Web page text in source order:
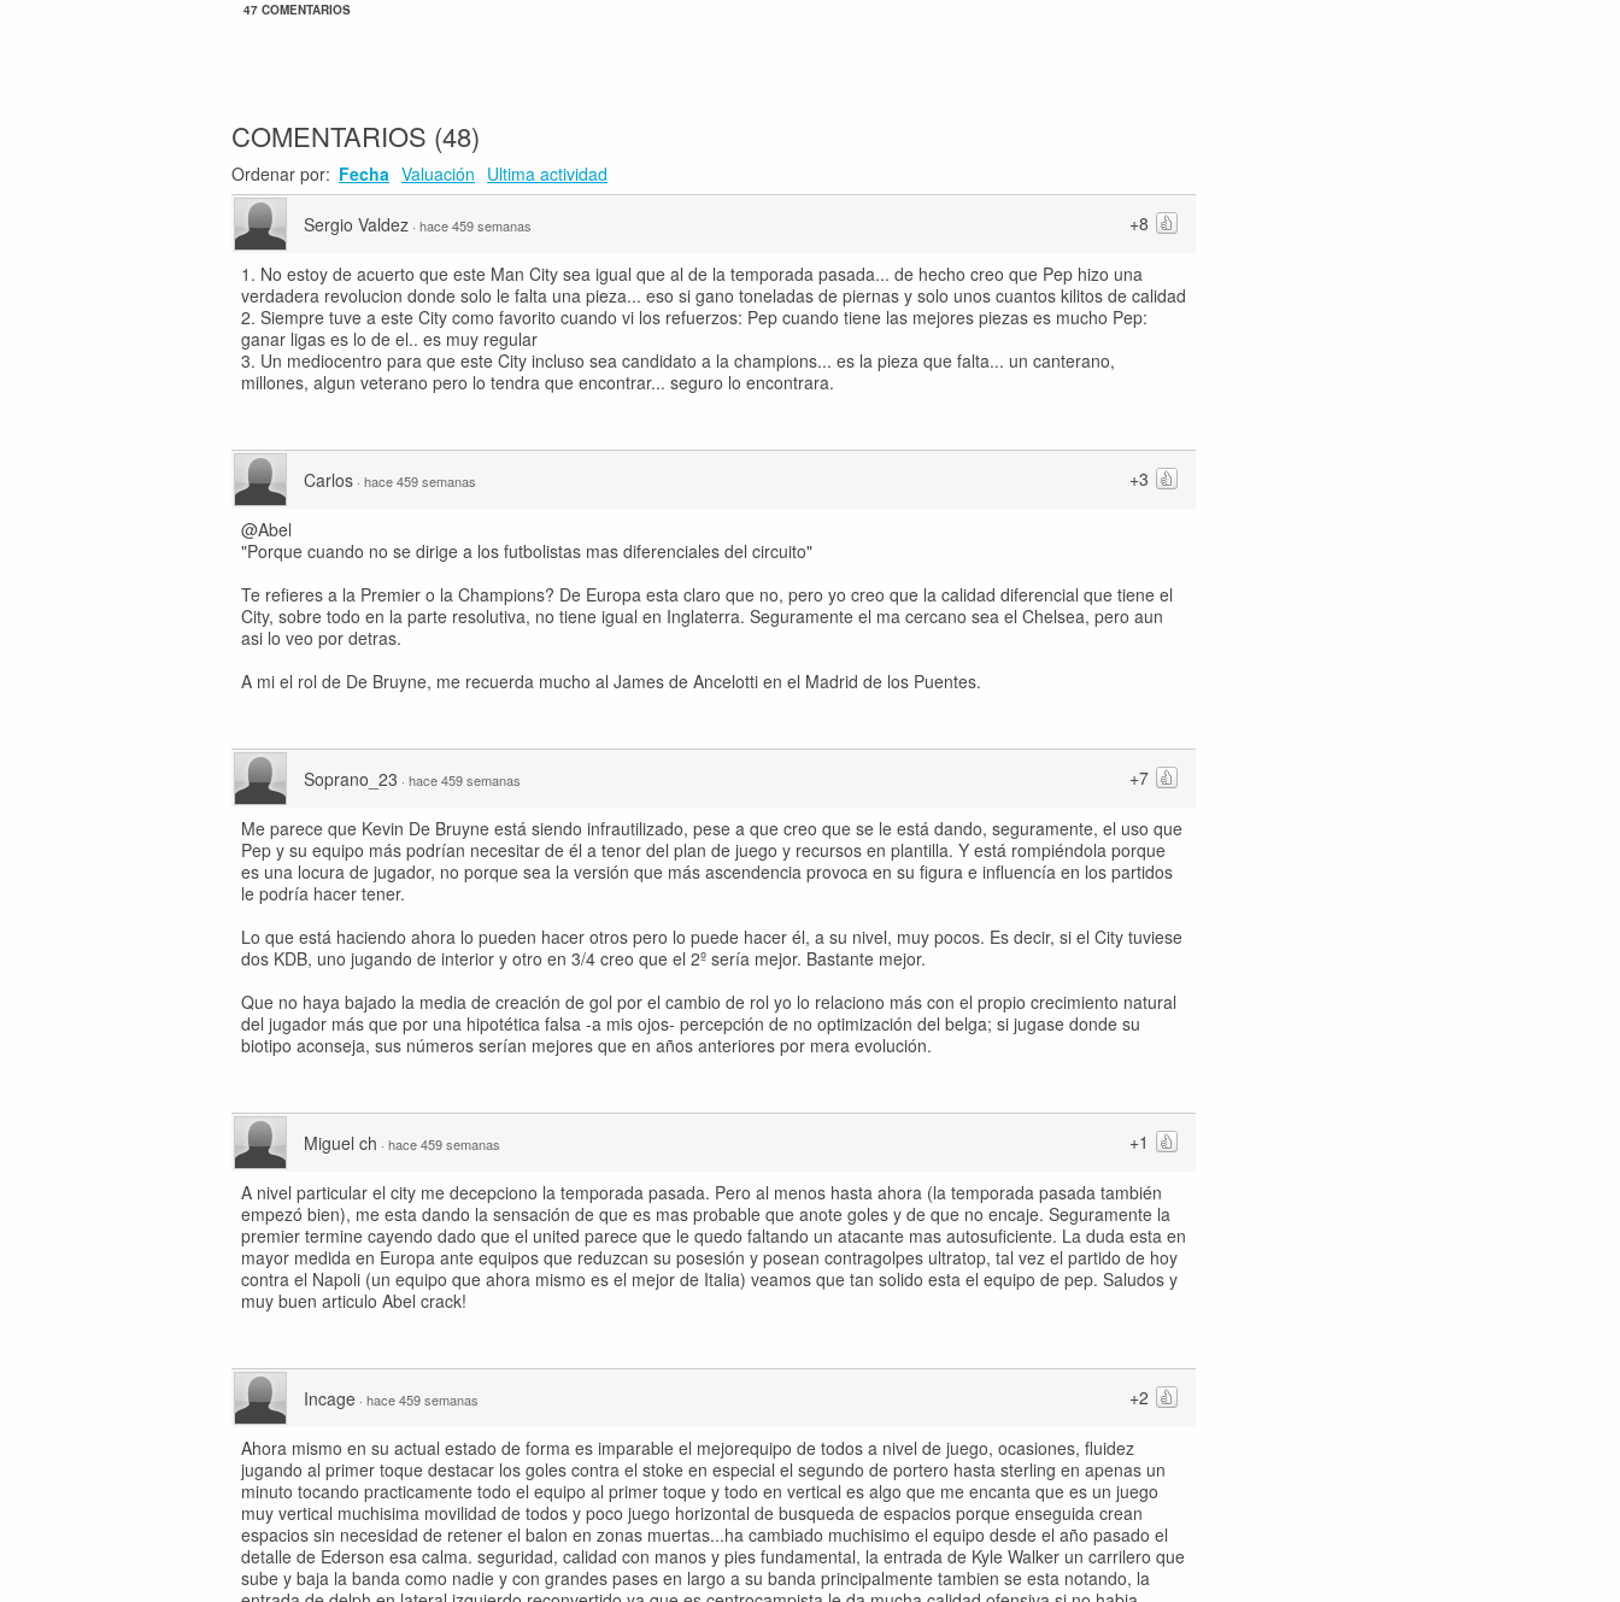
47 COMENTARIOS
COMENTARIOS (48)
Ordenar por: Fecha Valuación Ultima actividad
+8
Sergio Valdez · hace 459 semanas
1. No estoy de acuerto que este Man City sea igual que al de la temporada pasada... de hecho creo que Pep hizo una
verdadera revolucion donde solo le falta una pieza... eso si gano toneladas de piernas y solo unos cuantos kilitos de calidad
2. Siempre tuve a este City como favorito cuando vi los refuerzos: Pep cuando tiene las mejores piezas es mucho Pep:
ganar ligas es lo de el.. es muy regular
3. Un mediocentro para que este City incluso sea candidato a la champions... es la pieza que falta... un canterano,
millones, algun veterano pero lo tendra que encontrar... seguro lo encontrara.
+3
Carlos · hace 459 semanas
@Abel
"Porque cuando no se dirige a los futbolistas mas diferenciales del circuito"
Te refieres a la Premier o la Champions? De Europa esta claro que no, pero yo creo que la calidad diferencial que tiene el
City, sobre todo en la parte resolutiva, no tiene igual en Inglaterra. Seguramente el ma cercano sea el Chelsea, pero aun
asi lo veo por detras.
A mi el rol de De Bruyne, me recuerda mucho al James de Ancelotti en el Madrid de los Puentes.
+7
Soprano_23 · hace 459 semanas
Me parece que Kevin De Bruyne está siendo infrautilizado, pese a que creo que se le está dando, seguramente, el uso que
Pep y su equipo más podrían necesitar de él a tenor del plan de juego y recursos en plantilla. Y está rompiéndola porque
es una locura de jugador, no porque sea la versión que más ascendencia provoca en su figura e influencía en los partidos
le podría hacer tener.
Lo que está haciendo ahora lo pueden hacer otros pero lo puede hacer él, a su nivel, muy pocos. Es decir, si el City tuviese
dos KDB, uno jugando de interior y otro en 3/4 creo que el 2º sería mejor. Bastante mejor.
Que no haya bajado la media de creación de gol por el cambio de rol yo lo relaciono más con el propio crecimiento natural
del jugador más que por una hipotética falsa -a mis ojos- percepción de no optimización del belga; si jugase donde su
biotipo aconseja, sus números serían mejores que en años anteriores por mera evolución.
+1
Miguel ch · hace 459 semanas
A nivel particular el city me decepciono la temporada pasada. Pero al menos hasta ahora (la temporada pasada también
empezó bien), me esta dando la sensación de que es mas probable que anote goles y de que no encaje. Seguramente la
premier termine cayendo dado que el united parece que le quedo faltando un atacante mas autosuficiente. La duda esta en
mayor medida en Europa ante equipos que reduzcan su posesión y posean contragolpes ultratop, tal vez el partido de hoy
contra el Napoli (un equipo que ahora mismo es el mejor de Italia) veamos que tan solido esta el equipo de pep. Saludos y
muy buen articulo Abel crack!
+2
Incage · hace 459 semanas
Ahora mismo en su actual estado de forma es imparable el mejorequipo de todos a nivel de juego, ocasiones, fluidez
jugando al primer toque destacar los goles contra el stoke en especial el segundo de portero hasta sterling en apenas un
minuto tocando practicamente todo el equipo al primer toque y todo en vertical es algo que me encanta que es un juego
muy vertical muchisima movilidad de todos y poco juego horizontal de busqueda de espacios porque enseguida crean
espacios sin necesidad de retener el balon en zonas muertas...ha cambiado muchisimo el equipo desde el año pasado el
detalle de Ederson esa calma. seguridad, calidad con manos y pies fundamental, la entrada de Kyle Walker un carrilero que
sube y baja la banda como nadie y con grandes pases en largo a su banda principalmente tambien se esta notando, la